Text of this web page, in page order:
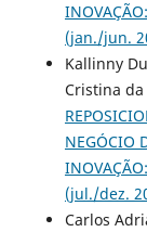
(jan./jun.
Kallinny
Cristina da
NEGÓCIO
(jul./dez.
Carlos